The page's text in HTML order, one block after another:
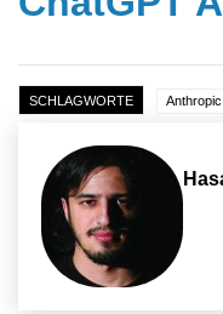
SCHLAGWORTE Anthropic